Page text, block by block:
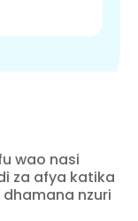
wao nasi
za afya katika
nzuri